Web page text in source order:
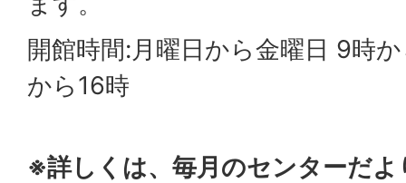
開館時間:月曜日から金曜日 9時
から16時
※詳しくは、毎月のセンターだ